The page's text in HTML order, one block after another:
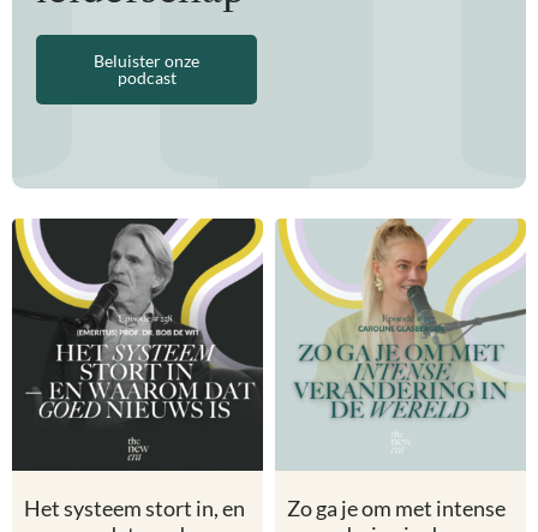
Beluister onze
podcast
Het systeem stort in, en
Zo ga je om met intense